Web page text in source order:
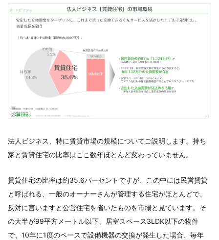
法人ビジネス、特に賃貸市場の規模についてご説明します。持ち
家と賃貸住宅の比率はここ数年ほとんど変わっていません。
賃貸住宅の比率は約35.6パーセントですが、この中には民営賃貸
と呼ばれる、一般のオーナーさんが管理する住宅がほとんどで、
反対に言いますと公営住宅を省いたものを市場と見ています。そ
の大半が99平方メートル以下、居室スペース3LDK以下の物件
で、10年に1度のペースで設備機器の交換が発生した場合、毎年